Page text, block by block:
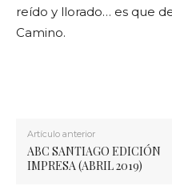
reído y llorado… es que
Camino.
Artículo anterior
ABC SANTIAGO EDICIÓN
IMPRESA (ABRIL 2019)